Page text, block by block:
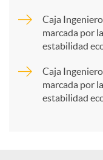
Caja
marcada por
estabilidad
Caja
marcada por
estabilidad